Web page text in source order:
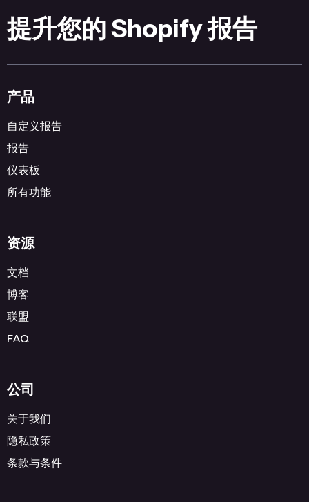
提升您的 Shopify 报告
产品
自定义报告
报告
仪表板
所有功能
资源
文档
博客
联盟
FAQ
公司
关于我们
隐私政策
条款与条件